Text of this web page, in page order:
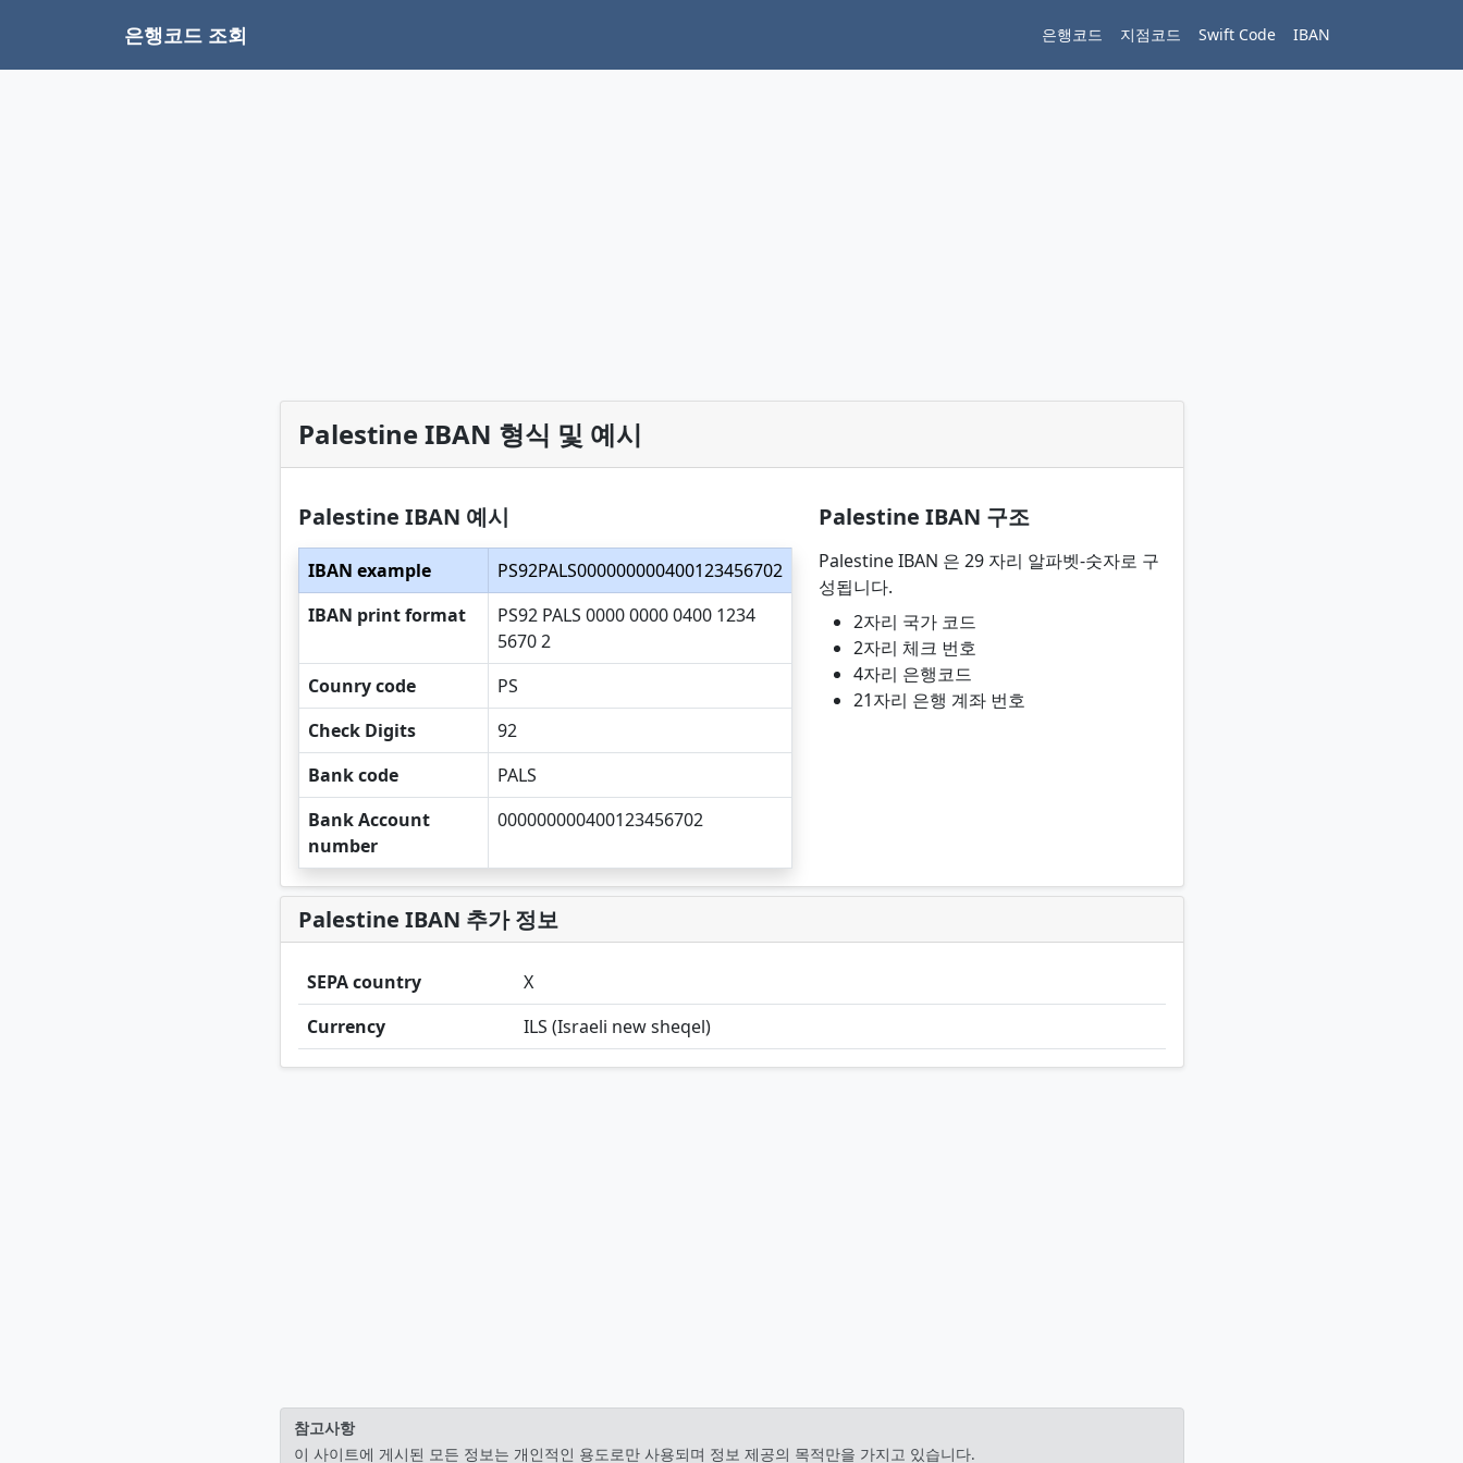
은행코드 조회 은행코드 지점코드 Swift Code IBAN
Palestine IBAN 형식 및 예시
Palestine IBAN 예시
IBAN example
PS92PALS000000000400123456702
IBAN print format
PS92 PALS 0000 0000 0400 1234
5670 2
Counry code
PS
Check Digits
92
Bank code
PALS
Bank Account
number
000000000400123456702
Palestine IBAN 구조
Palestine IBAN 은 29 자리 알파벳-숫자로 구
성됩니다.
2자리 국가 코드
2자리 체크 번호
4자리 은행코드
21자리 은행 계좌 번호
Palestine IBAN 추가 정보
SEPA country
X
Currency
ILS (Israeli new sheqel)
참고사항
이 사이트에 게시된 모든 정보는 개인적인 용도로만 사용되며 정보 제공의 목적만을 가지고 있습니다.